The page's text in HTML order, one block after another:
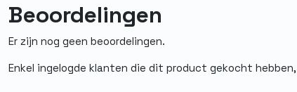
Materiaal
Herbruikbaar
Medisch
Ja
Beoordelingen
Er zijn nog geen beoordelingen.
Enkel ingelogde klanten die dit product gekocht